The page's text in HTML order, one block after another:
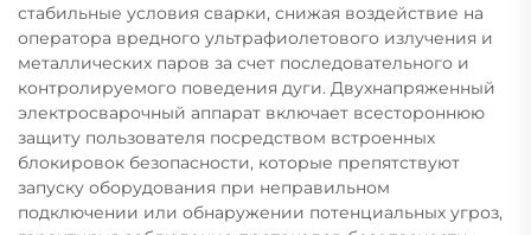
стабильные условия сварки, снижая воздействие на
оператора вредного ультрафиолетового излучения и
металлических паров за счет последовательного и
контролируемого поведения дуги. Двухнапряженный
электросварочный аппарат включает всестороннюю
защиту пользователя посредством встроенных
блокировок безопасности, которые препятствуют
запуску оборудования при неправильном
подключении или обнаружении потенциальных угроз,